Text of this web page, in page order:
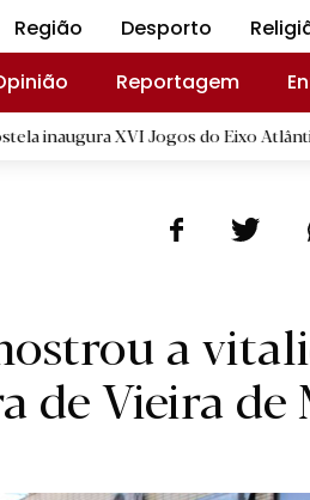
Região Desporto
Reportagem
Jogos do Eixo Atlântico com mais
a
de Vieira